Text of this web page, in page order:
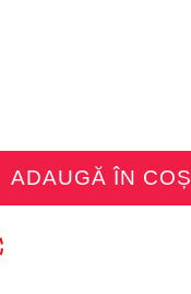
ADAUGĂ ÎN COȘ